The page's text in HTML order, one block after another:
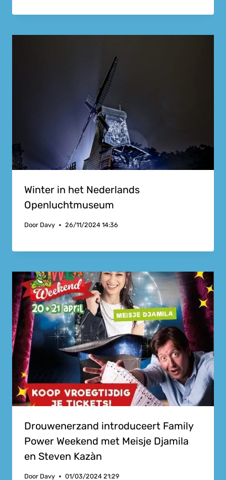
Winter in het Nederlands
Openluchtmuseum
Door Davy 26/11/2024 14:36
Drouwenerzand introduceert Family
Power Weekend met Meisje Djamila
en Steven Kazàn
Door Davy 01/03/2024 21:29